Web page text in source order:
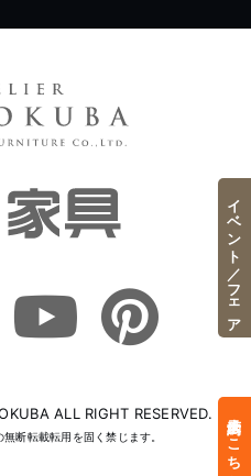
ALL RIGHT RESERVED.
断転載転用を固く禁じます。 来店予約はこちら
イベント／フェア